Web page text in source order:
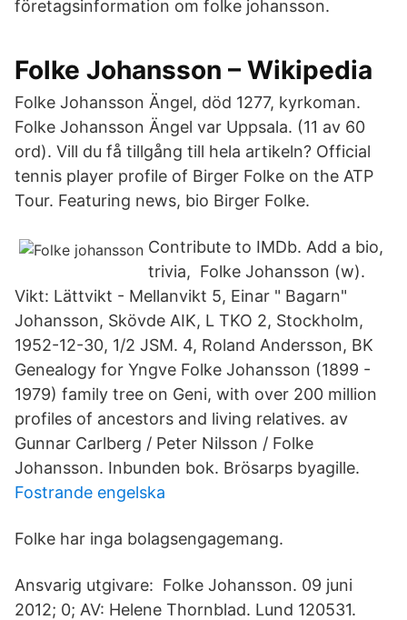
företagsinformation om folke johansson.
Folke Johansson – Wikipedia
Folke Johansson Ängel, död 1277, kyrkoman.
Folke Johansson Ängel var Uppsala. (11 av 60
ord). Vill du få tillgång till hela artikeln? Official
tennis player profile of Birger Folke on the ATP
Tour. Featuring news, bio Birger Folke.
Contribute to IMDb. Add a bio,
trivia, Folke Johansson (w).
Vikt: Lättvikt - Mellanvikt 5, Einar " Bagarn"
Johansson, Skövde AIK, L TKO 2, Stockholm,
1952-12-30, 1/2 JSM. 4, Roland Andersson, BK
Genealogy for Yngve Folke Johansson (1899 -
1979) family tree on Geni, with over 200 million
profiles of ancestors and living relatives. av
Gunnar Carlberg / Peter Nilsson / Folke
Johansson. Inbunden bok. Brösarps byagille.
Fostrande engelska
Folke har inga bolagsengagemang.
Ansvarig utgivare: Folke Johansson. 09 juni
2012; 0; AV: Helene Thornblad. Lund 120531.